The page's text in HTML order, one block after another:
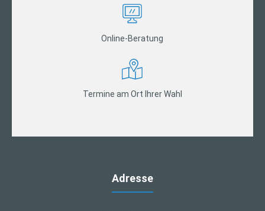
Online-Beratung
Termine am Ort Ihrer Wahl
Adresse